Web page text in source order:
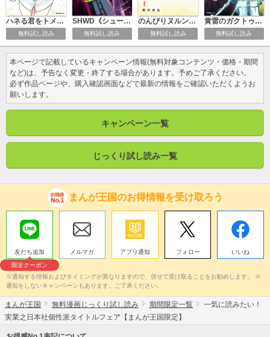
ハネる君をトメる僕
無料試し読み
SHWD《シュード》
無料試し読み
のんびりヌルントゥルン
無料試し読み
黄雷のガクトゥーン
無料試し読み
本ページで記載しているキャンペーン情報(無料対象コンテンツ・価格・期間
など)は、予告なく変更・終了する場合があります。予めご了承ください。
必ず作品ページや、購入確認画面などで最新の情報をご確認いただくようお
願いします。
キャンペーン一覧
じっくり試し読み一覧
まんが王国のお得情報を受け取ろう
友だち追加
限定クーポン
メルマガ アプリ通知 フォロー いいね
※通知する情報およびタイミングが異なりますので、併せて受け取ることをお勧めします。 ※
通知をしないキャンペーンもあります。ご了承ください。
まんが王国 無料漫画じっくり試し読み 期間限定一覧
一気に読みたい！
実業之日本社個性派タイトルフェア【まんが王国限定】